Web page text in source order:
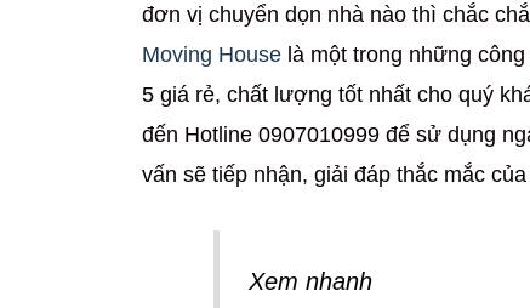
đơn vị chuyển dọn nhà nào thì chắc
Moving House là một trong những
5 giá rẻ, chất lượng tốt nhất cho quý
đến Hotline 0907010999 để sử dụng
vấn sẽ tiếp nhận, giải đáp thắc mắc
Xem nhanh